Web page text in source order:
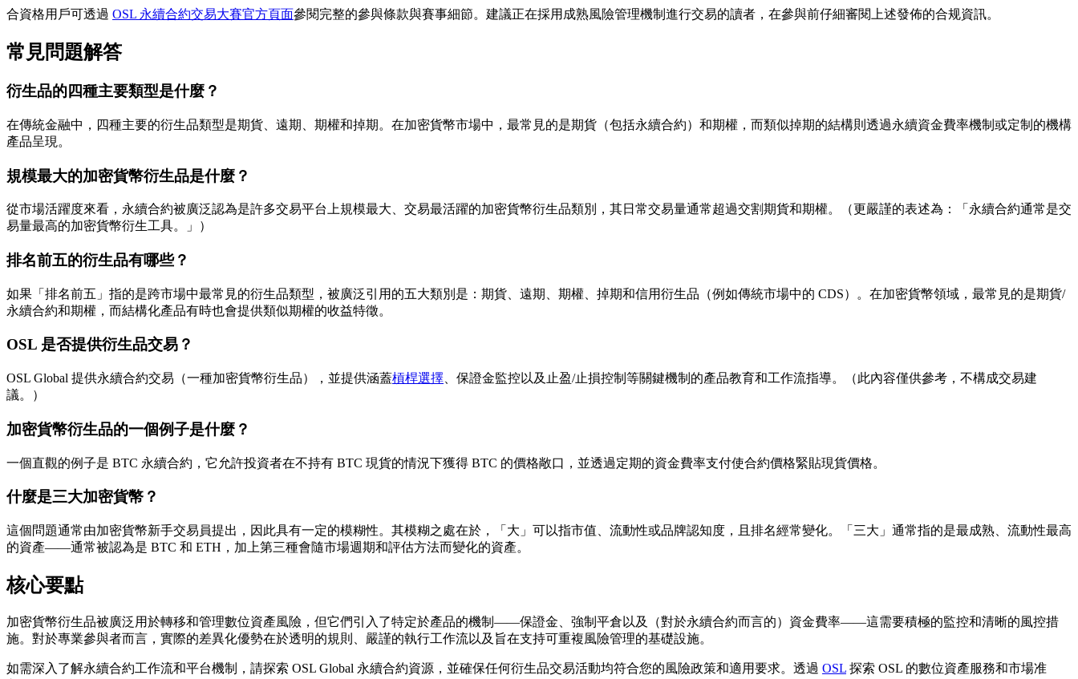
合資格用戶可透過 OSL 永續合約交易大賽官方頁面參閱完整的參與條款與賽事細節。建議正在採用成熟風險管理機制進行交易的讀者，在參與前仔細審閱上述發佈的合规資訊。
常見問題解答
衍生品的四種主要類型是什麼？
在傳統金融中，四種主要的衍生品類型是期貨、遠期、期權和掉期。在加密貨幣市場中，最常見的是期貨（包括永續合約）和期權，而類似掉期的結構則透過永續資金費率機制或定制的機構
產品呈現。
規模最大的加密貨幣衍生品是什麼？
從市場活躍度來看，永續合約被廣泛認為是許多交易平台上規模最大、交易最活躍的加密貨幣衍生品類別，其日常交易量通常超過交割期貨和期權。（更嚴謹的表述為：「永續合約通常是交
易量最高的加密貨幣衍生工具。」）
排名前五的衍生品有哪些？
如果「排名前五」指的是跨市場中最常見的衍生品類型，被廣泛引用的五大類別是：期貨、遠期、期權、掉期和信用衍生品（例如傳統市場中的 CDS）。在加密貨幣領域，最常見的是期貨/
永續合約和期權，而結構化產品有時也會提供類似期權的收益特徵。
OSL 是否提供衍生品交易？
OSL Global 提供永續合約交易（一種加密貨幣衍生品），並提供涵蓋槓桿選擇 、保證金監控以及止盈/止損控制等關鍵機制的產品教育和工作流指導。（此內容僅供參考，不構成交易建
議。）
加密貨幣衍生品的一個例子是什麼？
一個直觀的例子是 BTC 永續合約，它允許投資者在不持有 BTC 現貨的情況下獲得 BTC 的價格敞口，並透過定期的資金費率支付使合約價格緊貼現貨價格。
什麼是三大加密貨幣？
這個問題通常由加密貨幣新手交易員提出，因此具有一定的模糊性。其模糊之處在於，「大」可以指市值、流動性或品牌認知度，且排名經常變化。「三大」通常指的是最成熟、流動性最高
的資產——通常被認為是 BTC 和 ETH，加上第三種會隨市場週期和評估方法而變化的資產。
核心要點
加密貨幣衍生品被廣泛用於轉移和管理數位資產風險，但它們引入了特定於產品的機制——保證金、強制平倉以及（對於永續合約而言的）資金費率——這需要積極的監控和清晰的風控措
施。對於專業參與者而言，實際的差異化優勢在於透明的規則、嚴謹的執行工作流以及旨在支持可重複風險管理的基礎設施。
如需深入了解永續合約工作流和平台機制，請探索 OSL Global 永續合約資源，並確保任何衍生品交易活動均符合您的風險政策和適用要求。透過 OSL 探索 OSL 的數位資產服務和市場准